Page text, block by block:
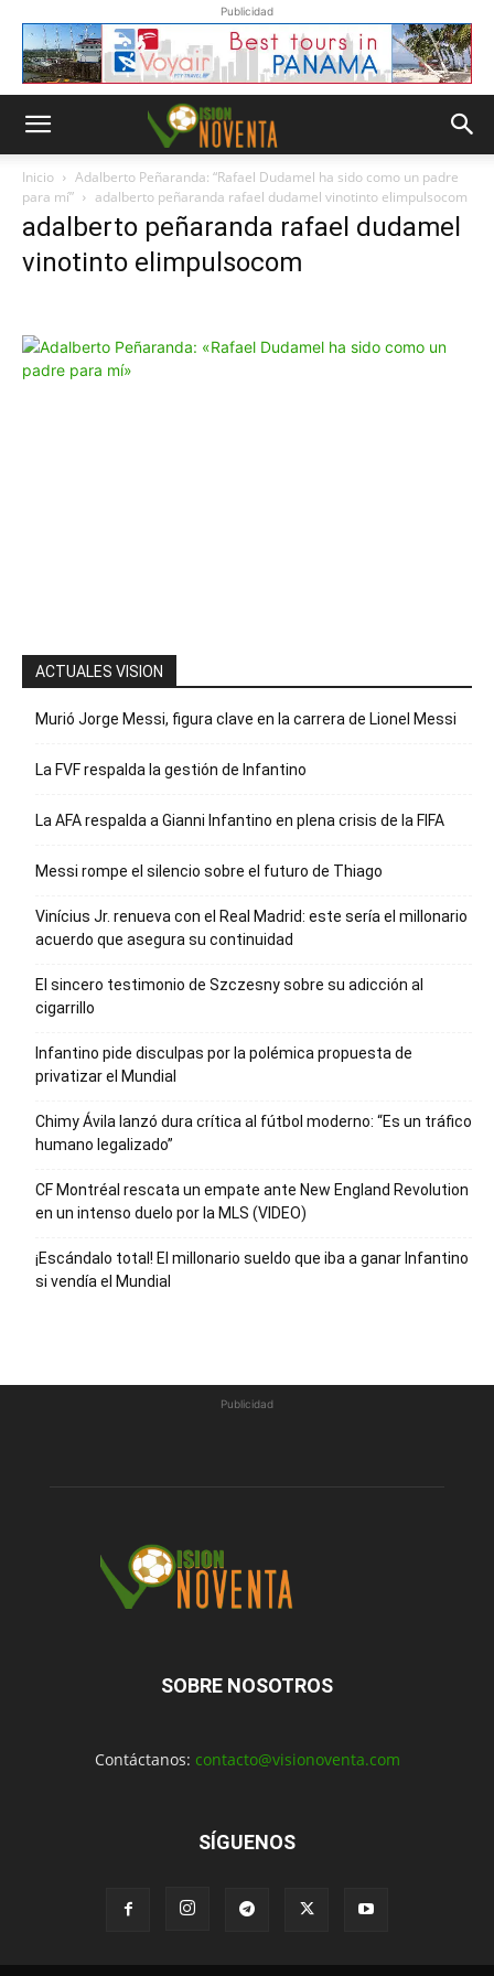
Publicidad
Inicio
Adalberto Peñaranda: “Rafael Dudamel ha sido como un padre
para mí”
adalberto peñaranda rafael dudamel vinotinto elimpulsocom
adalberto peñaranda rafael dudamel
vinotinto elimpulsocom
Whatsapp
ACTUALES VISION
Murió Jorge Messi, figura clave en la carrera de Lionel Messi
La FVF respalda la gestión de Infantino
La AFA respalda a Gianni Infantino en plena crisis de la FIFA
Messi rompe el silencio sobre el futuro de Thiago
Vinícius Jr. renueva con el Real Madrid: este sería el millonario
acuerdo que asegura su continuidad
El sincero testimonio de Szczesny sobre su adicción al
cigarrillo
Infantino pide disculpas por la polémica propuesta de
privatizar el Mundial
Chimy Ávila lanzó dura crítica al fútbol moderno: “Es un tráfico
humano legalizado”
CF Montréal rescata un empate ante New England Revolution
en un intenso duelo por la MLS (VIDEO)
¡Escándalo total! El millonario sueldo que iba a ganar Infantino
si vendía el Mundial
Publicidad
SOBRE NOSOTROS
Contáctanos: contacto@visionoventa.com
SÍGUENOS